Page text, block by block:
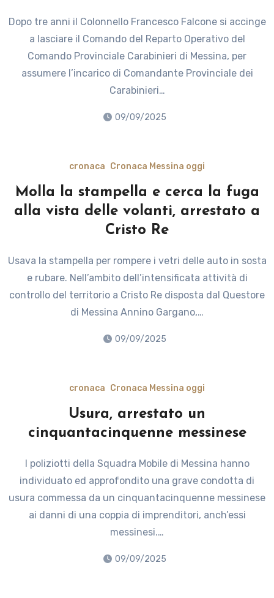
Dopo tre anni il Colonnello Francesco Falcone si accinge
a lasciare il Comando del Reparto Operativo del
Comando Provinciale Carabinieri di Messina, per
assumere l’incarico di Comandante Provinciale dei
Carabinieri…
09/09/2025
cronaca Cronaca Messina oggi
Molla la stampella e cerca la fuga
alla vista delle volanti, arrestato a
Cristo Re
Usava la stampella per rompere i vetri delle auto in sosta
e rubare. Nell’ambito dell’intensificata attività di
controllo del territorio a Cristo Re disposta dal Questore
di Messina Annino Gargano,…
09/09/2025
cronaca Cronaca Messina oggi
Usura, arrestato un
cinquantacinquenne messinese
I poliziotti della Squadra Mobile di Messina hanno
individuato ed approfondito una grave condotta di
usura commessa da un cinquantacinquenne messinese
ai danni di una coppia di imprenditori, anch’essi
messinesi.…
09/09/2025